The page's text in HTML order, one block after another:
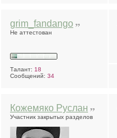
grim_fandango
Не аттестован
Талант: 18
Сообщений: 34
Кожемяко Руслан
Участник закрытых разделов